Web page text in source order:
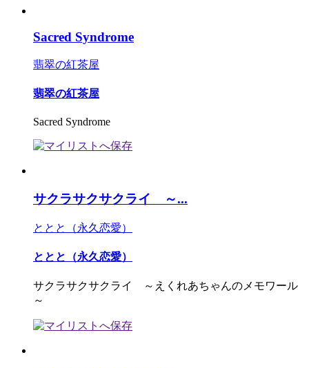
Sacred Syndrome
翡翠の紅茶屋
翡翠の紅茶屋
Sacred Syndrome
サクラサクサクライ ～...
ととと（永久恋愛）
ととと（永久恋愛）
サクラサクサクライ ～えくれあちゃんのメモワール
～